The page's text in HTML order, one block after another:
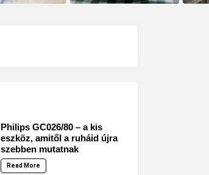
Philips GC026/80 – a kis
eszköz, amitől a ruháid újra
szebben mutatnak
Read More